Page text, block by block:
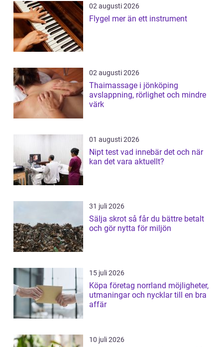
02 augusti 2026
Flygel mer än ett instrument
02 augusti 2026
Thaimassage i jönköping
avslappning, rörlighet och mindre
värk
01 augusti 2026
Nipt test vad innebär det och när
kan det vara aktuellt?
31 juli 2026
Sälja skrot så får du bättre betalt
och gör nytta för miljön
15 juli 2026
Köpa företag norrland möjligheter,
utmaningar och nycklar till en bra
affär
10 juli 2026